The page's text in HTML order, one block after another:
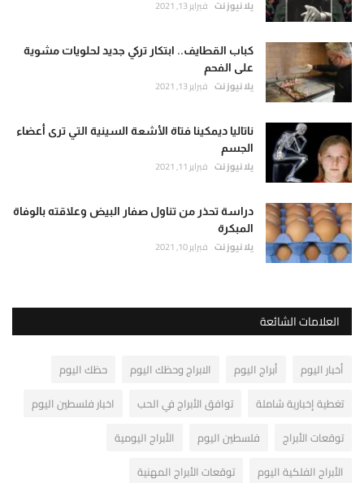
يلا نيوز نت فبراير 13, 2021
كباب القطايف.. ابتكار تركي جديد لحلويات مشوية
على الفحم
يلا نيوز نت فبراير 13, 2021
ناتاليا ديمكينا فتاة الأشعة السينية التي ترى أعضاء
الجسم
يلا نيوز نت فبراير 11, 2021
دراسة تحذر من تناول صفار البيض وعلاقته بالوفاة
المبكرة
يلا نيوز نت فبراير 10, 2021
العلامات الشائعة
أخبار اليوم أبراج اليوم الابراج وحظك اليوم
حظك اليوم
تغطية إخبارية شاملة
توافق الأبراج في الحب
اخبار فلسطين اليوم
توقعات الأبراج
فلسطين اليوم
الأبراج اليومية
الأبراج الفلكية اليوم
توقعات الأبراج المهنية